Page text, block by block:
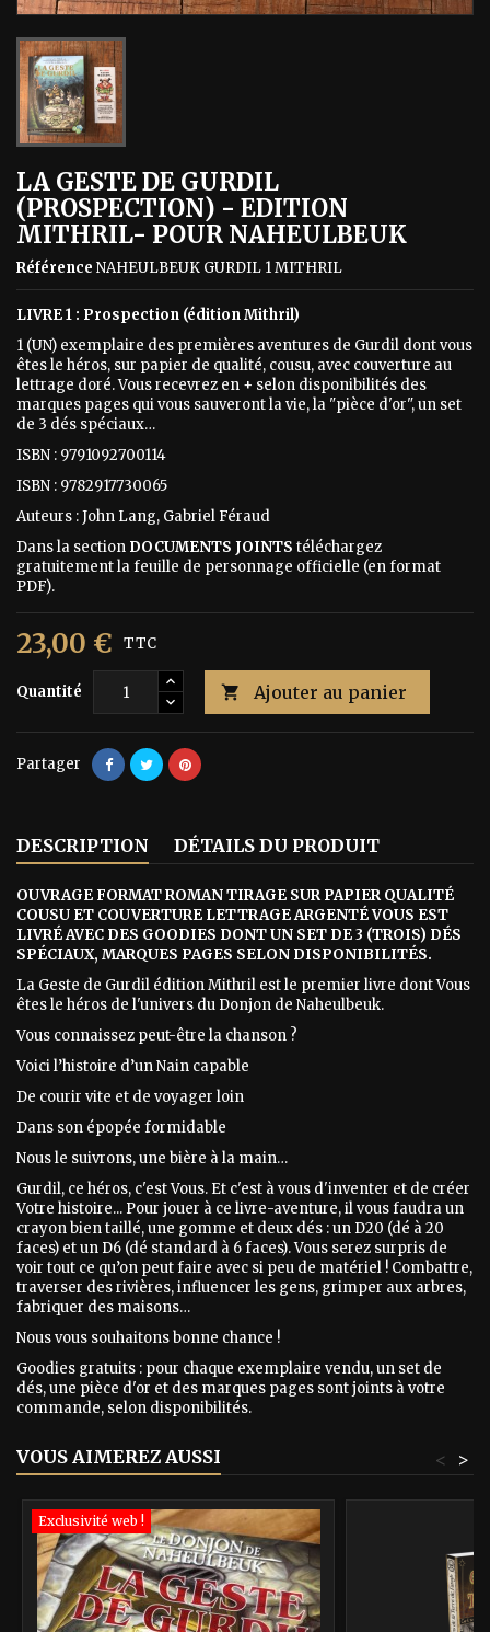
LA GESTE DE GURDIL
(PROSPECTION) - EDITION
MITHRIL- POUR NAHEULBEUK
Référence NAHEULBEUK GURDIL 1 MITHRIL
LIVRE 1 : Prospection (édition Mithril)
1 (UN) exemplaire des premières aventures de Gurdil dont vous
êtes le héros, sur papier de qualité, cousu, avec couverture au
lettrage doré. Vous recevrez en + selon disponibilités des
marques pages qui vous sauveront la vie, la "pièce d'or", un set
de 3 dés spéciaux…
ISBN : 9791092700114
ISBN : 9782917730065
Auteurs : John Lang, Gabriel Féraud
Dans la section DOCUMENTS JOINTS téléchargez
gratuitement la feuille de personnage officielle (en format
PDF).
23,00 € TTC
Quantité  Ajouter au panier
Partager
DESCRIPTION DÉTAILS DU PRODUIT
OUVRAGE FORMAT ROMAN TIRAGE SUR PAPIER QUALITÉ
COUSU ET COUVERTURE LETTRAGE ARGENTÉ VOUS EST
LIVRÉ AVEC DES GOODIES DONT UN SET DE 3 (TROIS) DÉS
SPÉCIAUX, MARQUES PAGES SELON DISPONIBILITÉS.
La Geste de Gurdil édition Mithril est le premier livre dont Vous
êtes le héros de l'univers du Donjon de Naheulbeuk.
Vous connaissez peut-être la chanson ?
Voici l’histoire d’un Nain capable
De courir vite et de voyager loin
Dans son épopée formidable
Nous le suivrons, une bière à la main…
Gurdil, ce héros, c'est Vous. Et c'est à vous d'inventer et de créer
Votre histoire... Pour jouer à ce livre-aventure, il vous faudra un
crayon bien taillé, une gomme et deux dés : un D20 (dé à 20
faces) et un D6 (dé standard à 6 faces). Vous serez surpris de
voir tout ce qu’on peut faire avec si peu de matériel ! Combattre,
traverser des rivières, influencer les gens, grimper aux arbres,
fabriquer des maisons…
Nous vous souhaitons bonne chance !
Goodies gratuits : pour chaque exemplaire vendu, un set de
dés, une pièce d'or et des marques pages sont joints à votre
commande, selon disponibilités.
VOUS AIMEREZ AUSSI >
<
Exclusivité web !